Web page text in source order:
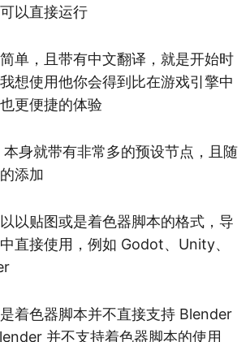
以直接运行
单，且带有中文翻译，就是开始时
想使用他你会得到比在游戏引擎中
更便捷的体验
身就带有非常多的预设节点，且随
添加
以贴图或是着色器脚本的格式，导
直接使用，例如 Godot、Unity、
着色器脚本并不直接支持 Blender
并不支持着色器脚本的使用